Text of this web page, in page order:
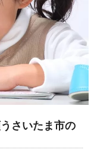
さいたま市の